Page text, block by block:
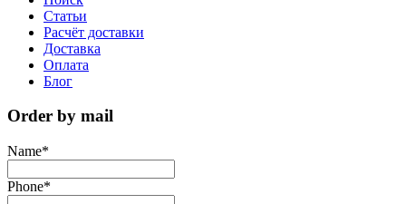
Статьи
Расчёт доставки
Доставка
Оплата
Блог
Order by mail
Name*
Phone*